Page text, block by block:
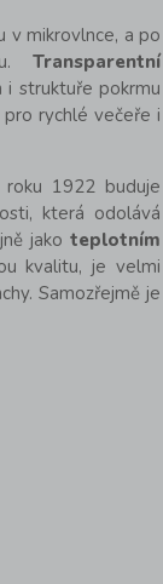
v mikrovlnce, a po
Transparentní
i struktuře pokrmu
rychlé večeře i
1922 buduje
která odolává
jako teplotním
kvalitu, je velmi
Samozřejmě je